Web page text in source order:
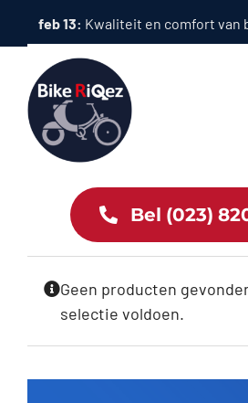
naar
inhoud
feb 13: Kwaliteit en comfort van
Tweewielers
Accessoires
Services
Bel (023)
Geen producten
selectie voldoen.